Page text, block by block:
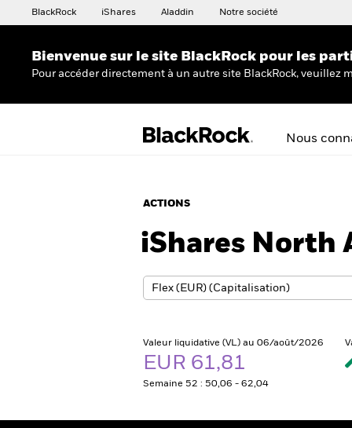
BlackRock iShares Aladdin Notre société
Bienvenue sur le site BlackRock pour les
Pour accéder directement à un autre site BlackRock, veuillez
Nous
ACTIONS
iShares North
Valeur liquidative (VL) au 06/août/2026
EUR 61,81
Semaine 52 : 50,06 - 62,04